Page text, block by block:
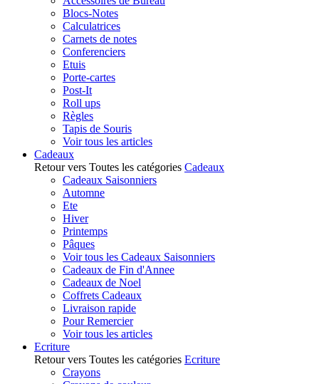
Blocs-Notes
Calculatrices
Carnets de notes
Conferenciers
Etuis
Porte-cartes
Post-It
Roll ups
Règles
Tapis de Souris
Voir tous les articles
Cadeaux
Retour vers Toutes les catégories Cadeaux
Cadeaux Saisonniers
Automne
Ete
Hiver
Printemps
Pâques
Voir tous les Cadeaux Saisonniers
Cadeaux de Fin d'Annee
Cadeaux de Noel
Coffrets Cadeaux
Livraison rapide
Pour Remercier
Voir tous les articles
Ecriture
Retour vers Toutes les catégories Ecriture
Crayons